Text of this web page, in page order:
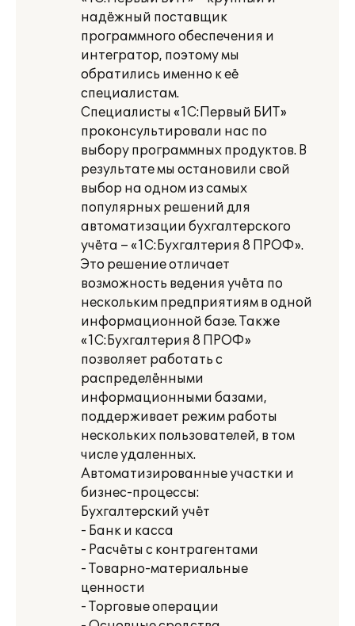
надёжный поставщик
программного обеспечения и
интегратор, поэтому мы
обратились именно к её
специалистам.
Специалисты «1С:Первый БИТ»
проконсультировали нас по
выбору программных продуктов. В
результате мы остановили свой
выбор на одном из самых
популярных решений для
автоматизации бухгалтерского
учёта – «1С:Бухгалтерия 8 ПРОФ».
Это решение отличает
возможность ведения учёта по
нескольким предприятиям в одной
информационной базе. Также
«1С:Бухгалтерия 8 ПРОФ»
позволяет работать с
распределёнными
информационными базами,
поддерживает режим работы
нескольких пользователей, в том
числе удаленных.
Автоматизированные участки и
бизнес-процессы:
Бухгалтерский учёт
- Банк и касса
- Расчёты с контрагентами
- Товарно-материальные
ценности
- Торговые операции